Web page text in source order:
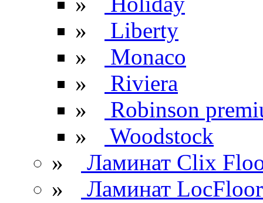
»
Liberty
»
Monaco
»
Riviera
»
Robinson
»
Woodstock
»
Ламинат Clix
»
Ламинат LocFloor